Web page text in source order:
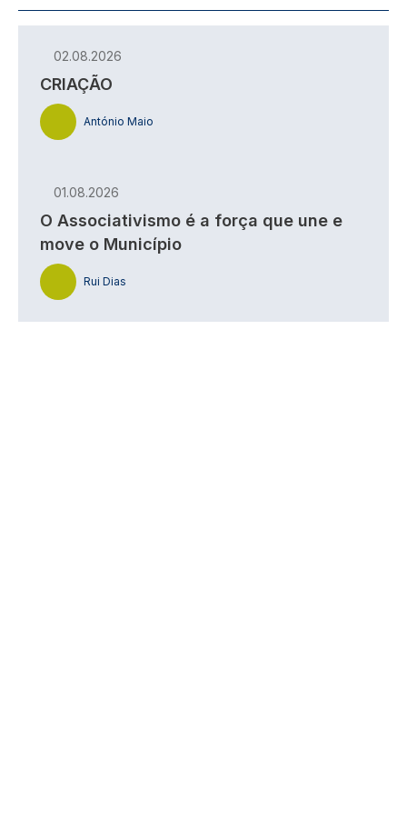
02.08.2026
CRIAÇÃO
António Maio
01.08.2026
O Associativismo é a força que une e
move o Município
Rui Dias